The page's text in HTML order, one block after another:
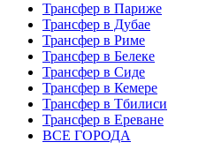
Трансфер в Париже
Трансфер в Дубае
Трансфер в Риме
Трансфер в Белеке
Трансфер в Сиде
Трансфер в Кемере
Трансфер в Тбилиси
Трансфер в Ереване
ВСЕ ГОРОДА